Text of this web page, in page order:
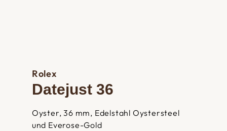
Rolex
Datejust 36
Oyster, 36 mm, Edelstahl Oystersteel
und Everose-Gold